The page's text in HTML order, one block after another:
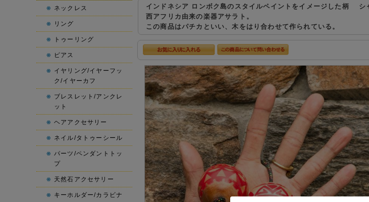
インドネシア ロンボク島のスタイルペイントをイメージした柄 シ
西アフリカ由来の楽器アサラト。
この商品はパチカといい、木をはり合わせて作られている。
ネックレス
リング
トゥーリング
ピアス
イヤリング/イヤーフッ
ク/イヤーカフ
ブレスレット/アンクレ
ット
ヘアアクセサリー
ネイル/タトゥーシール
パーツ/ペンダントトッ
プ
天然石アクセサリー
キーホルダー/カラビナ